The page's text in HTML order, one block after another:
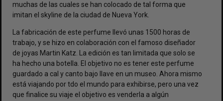
muchas de las cuales se han colocado de tal forma que
imitan el skyline de la ciudad de Nueva York.
La fabricación de este perfume llevó unas 1500 horas de
trabajo, y se hizo en colaboración con el famoso diseñador
de joyas Martin Katz. La edición es tan limitada que solo se
ha hecho una botella. El objetivo no es tener este perfume
guardado a cal y canto bajo llave en un museo. Ahora mismo
está viajando por tdo el mundo para exhibirse, pero una vez
que finalice su viaje el objetivo es venderla a algún